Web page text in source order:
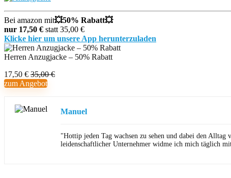
Bei amazon mit💥50% Rabatt💥
nur 17,50 € statt 35,00 €
Klicke hier um unsere App herunterzuladen
Herren Anzugjacke – 50% Rabatt
17,50 € 35,00 €
zum Angebot
Manuel
"Hottip jeden Tag wachsen zu sehen und dabei den
leidenschaftlicher Unternehmer widme ich mich täglich